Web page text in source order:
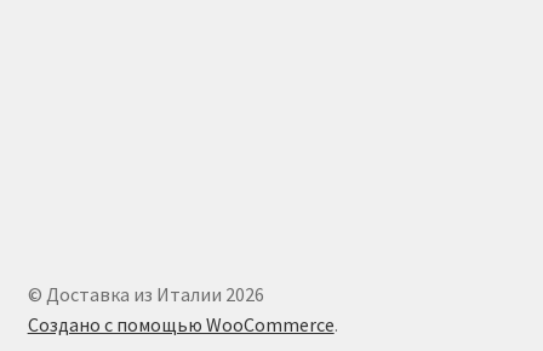
© Доставка из Италии 2026
Создано с помощью WooCommerce.